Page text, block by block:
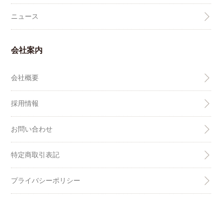
ニュース
会社案内
会社概要
採用情報
お問い合わせ
特定商取引表記
プライバシーポリシー